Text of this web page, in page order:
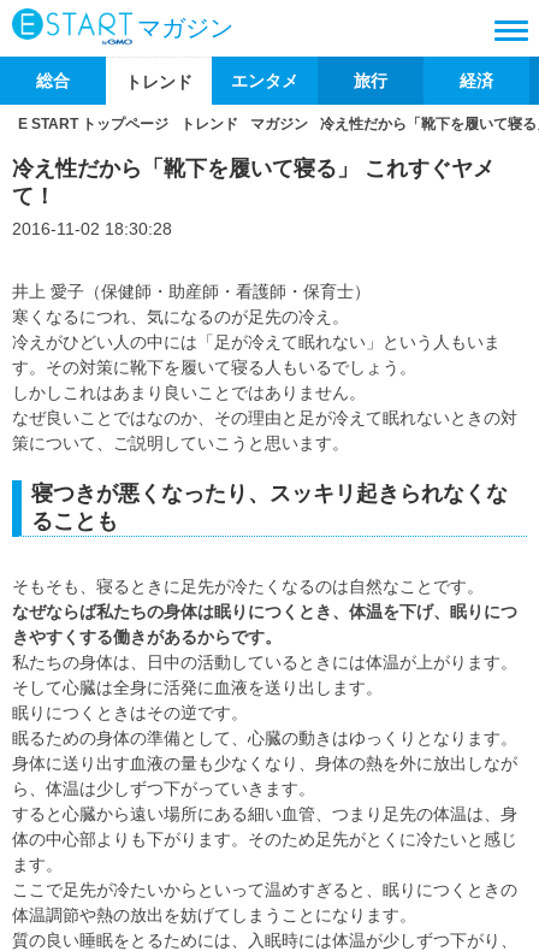
マガジン
総合 トレンド エンタメ 旅行 経済
E START トップページ トレンド マガジン 冷え性だから「靴下を履いて寝
冷え性だから「靴下を履いて寝る」 これすぐヤメ
て！
2016-11-02 18:30:28
井上 愛子（保健師・助産師・看護師・保育士）
寒くなるにつれ、気になるのが足先の冷え。
冷えがひどい人の中には「足が冷えて眠れない」という人もいま
す。その対策に靴下を履いて寝る人もいるでしょう。
しかしこれはあまり良いことではありません。
なぜ良いことではなのか、その理由と足が冷えて眠れないときの対
策について、ご説明していこうと思います。
寝つきが悪くなったり、スッキリ起きられなくな
ることも
そもそも、寝るときに足先が冷たくなるのは自然なことです。
なぜならば私たちの身体は眠りにつくとき、体温を下げ、眠りにつ
きやすくする働きがあるからです。
私たちの身体は、日中の活動しているときには体温が上がります。
そして心臓は全身に活発に血液を送り出します。
眠りにつくときはその逆です。
眠るための身体の準備として、心臓の動きはゆっくりとなります。
身体に送り出す血液の量も少なくなり、身体の熱を外に放出しなが
ら、体温は少しずつ下がっていきます。
すると心臓から遠い場所にある細い血管、つまり足先の体温は、身
体の中心部よりも下がります。そのため足先がとくに冷たいと感じ
ます。
ここで足先が冷たいからといって温めすぎると、眠りにつくときの
体温調節や熱の放出を妨げてしまうことになります。
質の良い睡眠をとるためには、入眠時には体温が少しずつ下がり、